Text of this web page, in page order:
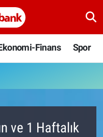
Finans Spor
ve 1 Haftalık